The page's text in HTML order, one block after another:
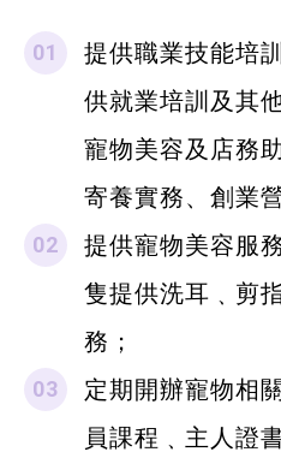
提供職業技能培
供就業培訓及其
寵物美容及店務
寄養實務、創業
提供寵物美容服
隻提供洗耳﹑剪
務；
定期開辦寵物相
員課程﹑主人證